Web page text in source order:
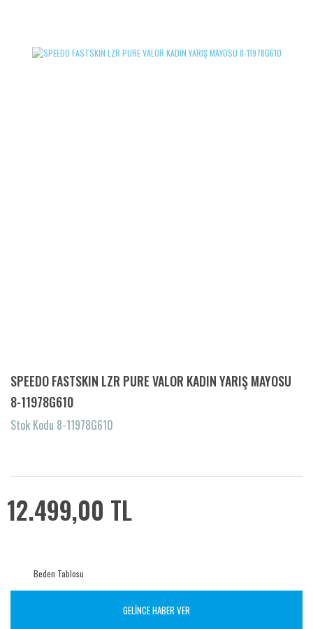
SPEEDO FASTSKIN LZR PURE VALOR KADIN YARIŞ MAYOSU
8-11978G610
Stok Kodu 8-11978G610
12.499,00 TL
Beden Tablosu
GELİNCE HABER VER